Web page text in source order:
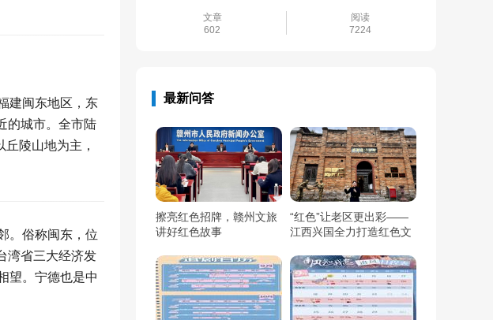
建闽东地区，东
的城市。全市陆
陵山地为主，
。俗称闽东，位
湾省三大经济发
望。宁德也是中
文章
602
阅读
7224
最新问答
擦亮红色招牌，赣州文旅
讲好红色故事
“红色”让老区更出彩——
江西兴国全力打造红色文